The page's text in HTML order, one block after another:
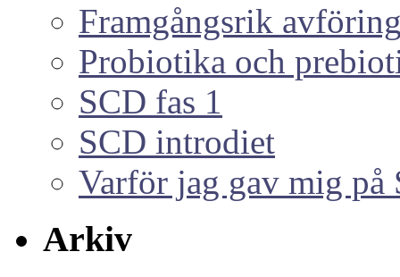
Framgångsrik
Probiotika och
SCD fas 1
SCD introdiet
Varför jag gav mig på
Arkiv